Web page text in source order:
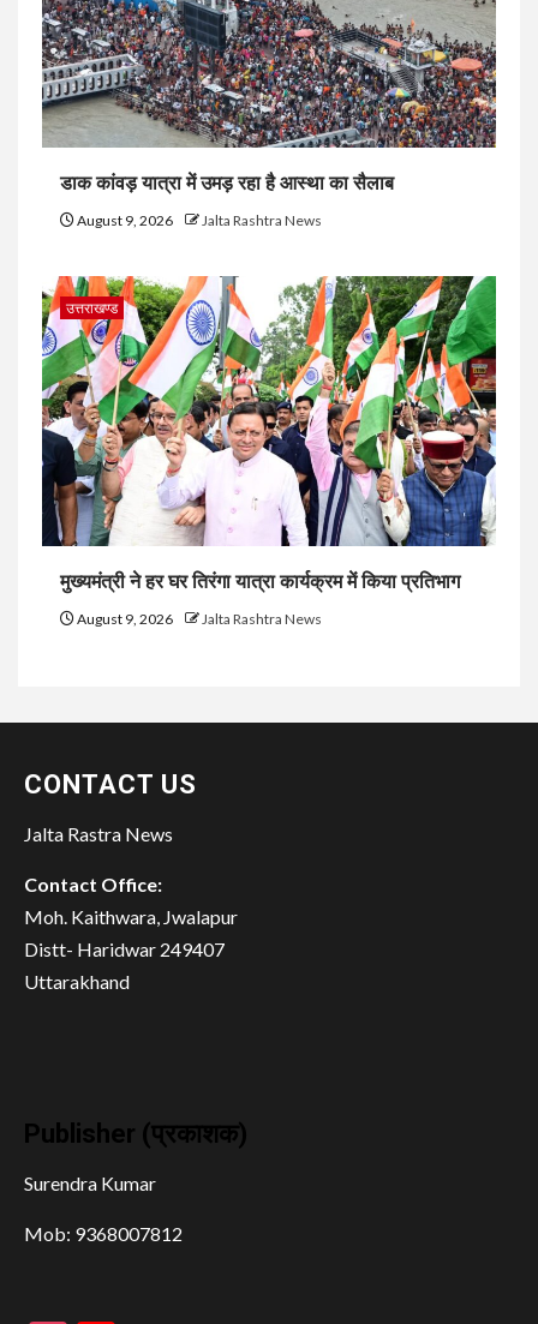
डाक कांवड़ यात्रा में उमड़ रहा है आस्था का सैलाब
August 9, 2026 Jalta Rashtra News
उत्तराखण्ड
मुख्यमंत्री ने हर घर तिरंगा यात्रा कार्यक्रम में किया प्रतिभाग
August 9, 2026 Jalta Rashtra News
CONTACT US
Jalta Rastra News
Contact Office:
Moh. Kaithwara, Jwalapur
Distt- Haridwar 249407
Uttarakhand
Publisher (प्रकाशक)
Surendra Kumar
Mob: 9368007812